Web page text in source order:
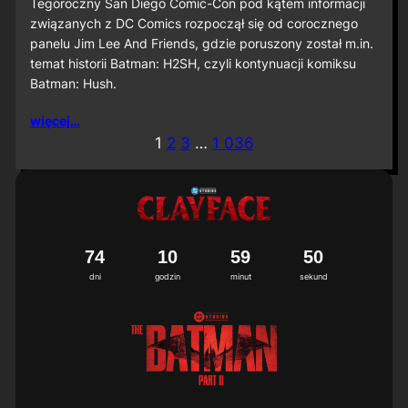
D
C
2
o
w
a
Tegoroczny San Diego Comic-Con pod kątem informacji
związanych z DC Comics rozpoczął się od corocznego
panelu Jim Lee And Friends, gdzie poruszony został m.in.
temat historii Batman: H2SH, czyli kontynuacji komiksu
Batman: Hush.
więcej…
1 2 3 … 1 036
dni
74
godzin
10
minut
59
sekund
47
8